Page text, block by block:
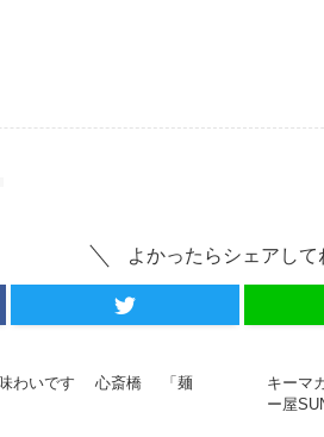
よかったらシェアして
味わいです 心斎橋 「麺
キーマ
ー屋